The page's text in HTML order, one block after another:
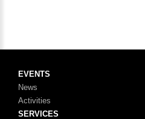
EVENTS
News
Activities
SERVICES